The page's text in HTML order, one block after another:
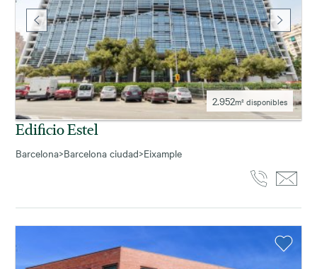
2.952m² disponibles
Edificio Estel
Barcelona>Barcelona ciudad>Eixample